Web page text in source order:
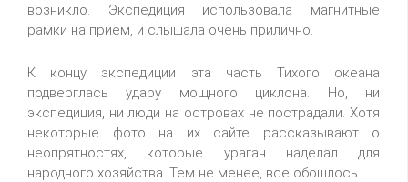
возникло. Экспедиция использовала магнитные
рамки на прием, и слышала очень прилично.
К концу экспедиции эта часть Тихого океана
подверглась удару мощного циклона. Но, ни
экспедиция, ни люди на островах не пострадали. Хотя
некоторые фото на их сайте рассказывают о
неопрятностях, которые ураган наделал для
народного хозяйства. Тем не менее, все обошлось.